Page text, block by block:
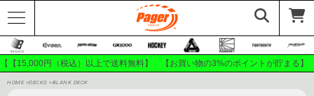
【【15,000円（税込）以上で送料無料】 【お買い物の3%のポイントが貯ま
HOME >DECKS >BLANK DECK